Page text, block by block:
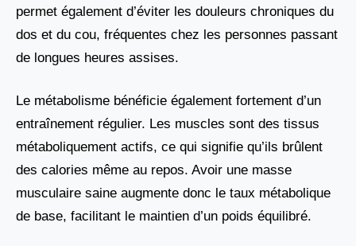
permet également d’éviter les douleurs chroniques du
dos et du cou, fréquentes chez les personnes passant
de longues heures assises.
Le métabolisme bénéficie également fortement d’un
entraînement régulier. Les muscles sont des tissus
métaboliquement actifs, ce qui signifie qu’ils brûlent
des calories même au repos. Avoir une masse
musculaire saine augmente donc le taux métabolique
de base, facilitant le maintien d’un poids équilibré.